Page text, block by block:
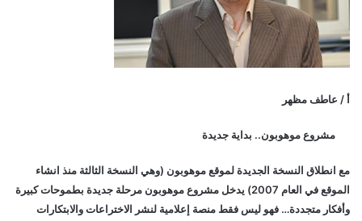
أ / عاطف مظهر
مشروع موهوبون.. بداية جديدة
مع انطلاق النسخة الجديدة لموقع موهوبون (وهي النسخة الثالثة منذ انشاء
الموقع في العام 2007) يدخل مشروع موهوبون مرحلة جديدة بطموحات كبيرة
وأفكار متجددة… فهو ليس فقط منصة إعلامية لنشر الاختراعات والابتكارات